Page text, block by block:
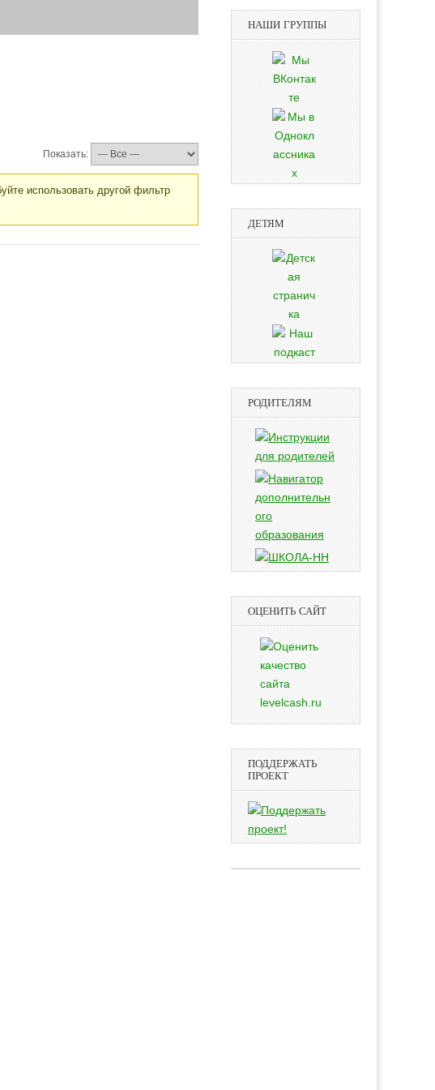
Показать:
использовать другой фильтр
НАШИ ГРУППЫ
ДЕТЯМ
РОДИТЕЛЯМ
ОЦЕНИТЬ САЙТ
ПОДДЕРЖАТЬ
ПРОЕКТ